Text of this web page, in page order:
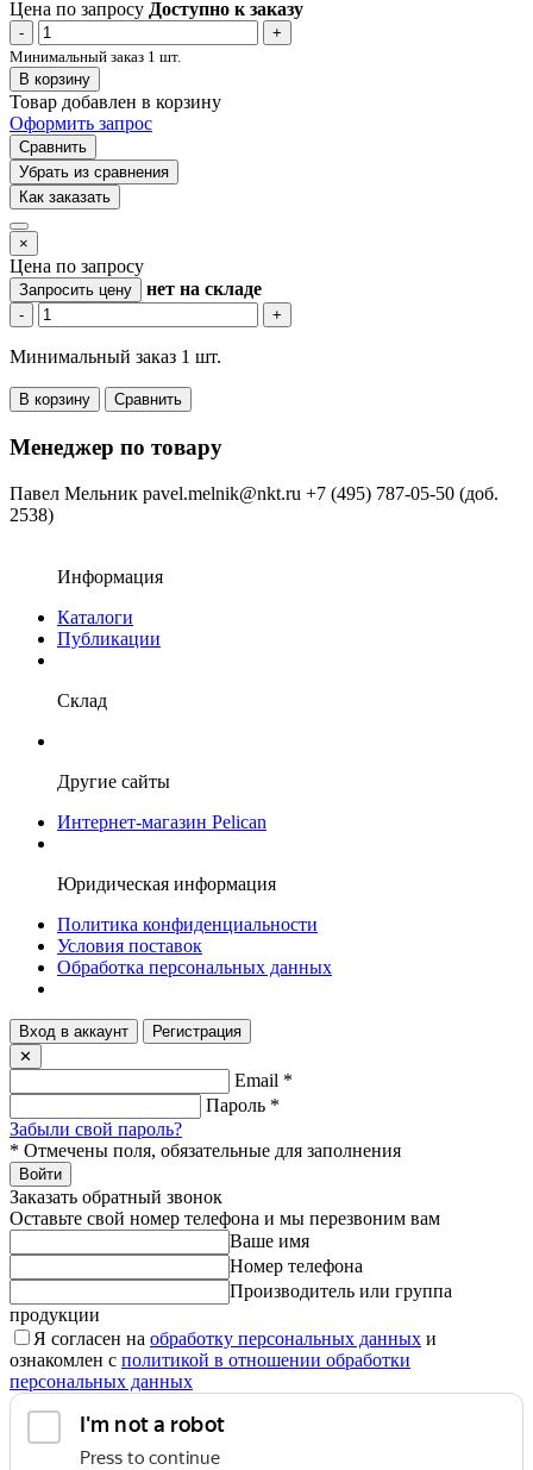
Цена по запросу Доступно к заказу
-
+
Минимальный заказ 1 шт.
В корзину
Товар добавлен в корзину
Оформить запрос
Сравнить
Убрать из сравнения
Как заказать
×
Цена по запросу
Запросить цену нет на складе
- +
Минимальный заказ 1 шт.
В корзину Сравнить
Менеджер по товару
Павел Мельник pavel.melnik@nkt.ru +7 (495) 787-05-50 (доб.
2538)
Информация
Каталоги
Публикации
Склад
Другие сайты
Интернет-магазин Pelican
Юридическая информация
Политика конфиденциальности
Условия поставок
Обработка персональных данных
Вход в аккаунт
Регистрация
✕
Email *
Пароль *
Забыли свой пароль?
* Отмечены поля, обязательные для заполнения
Войти
Заказать обратный звонок
Оставьте свой номер телефона и мы перезвоним вам
Ваше имя
Номер телефона
Производитель или группа
продукции
Я согласен на обработку персональных данных и
ознакомлен с политикой в отношении обработки
персональных данных